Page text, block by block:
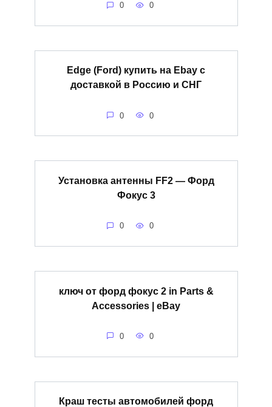
0 0
Edge (Ford) купить на Ebay с
доставкой в Россию и СНГ
0 0
Установка антенны FF2 — Форд
Фокус 3
0 0
ключ от форд фокус 2 in Parts &
Accessories | eBay
0 0
Краш тесты автомобилей форд